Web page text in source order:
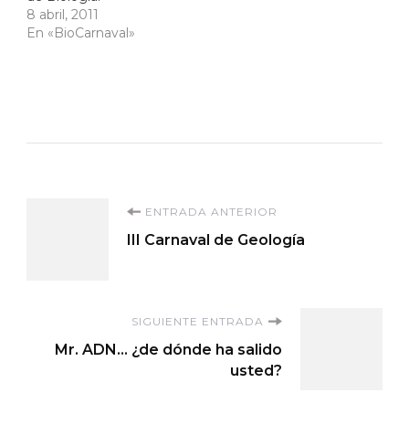
8 abril, 2011
En «BioCarnaval»
Navegación
entradas
ENTRADA ANTERIOR
III Carnaval de Geología
SIGUIENTE ENTRADA
Mr. ADN… ¿de dónde ha salido
usted?